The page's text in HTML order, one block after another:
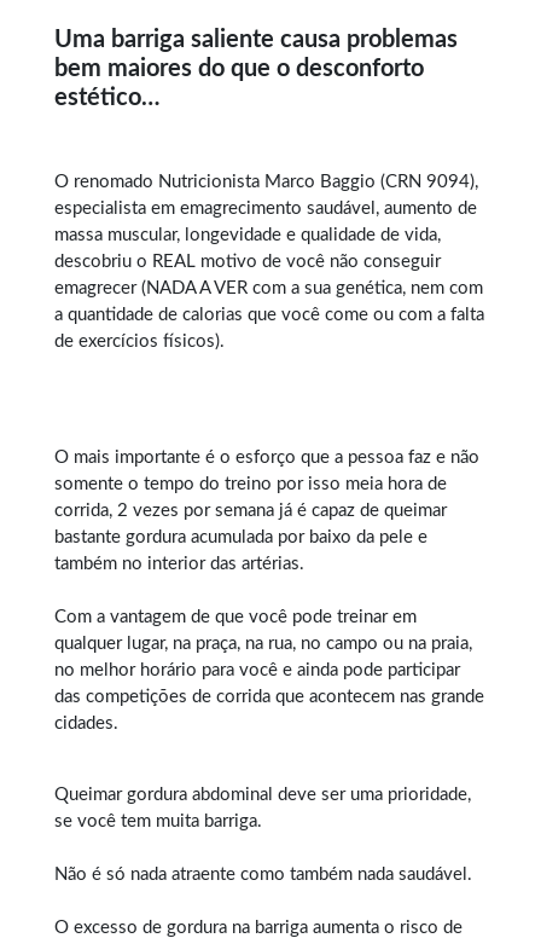
Uma barriga saliente causa problemas
bem maiores do que o desconforto
estético…
O renomado Nutricionista Marco Baggio (CRN 9094),
especialista em emagrecimento saudável , aumento de
massa muscular, longevidade e qualidade de vida,
descobriu o REAL motivo de você não conseguir
emagrecer (NADA A VER com a sua genética, nem com
a quantidade de calorias que você come ou com a falta
de exercícios físicos).
O mais importante é o esforço que a pessoa faz e não
somente o tempo do treino por isso meia hora de
corrida, 2 vezes por semana já é capaz de queimar
bastante gordura acumulada por baixo da pele e
também no interior das artérias.
Com a vantagem de que você pode treinar em
qualquer lugar, na praça, na rua, no campo ou na praia,
no melhor horário para você e ainda pode participar
das competições de corrida que acontecem nas grande
cidades.
Queimar gordura abdominal deve ser uma prioridade,
se você tem muita barriga.
Não é só nada atraente como também nada saudável.
O excesso de gordura na barriga aumenta o risco de